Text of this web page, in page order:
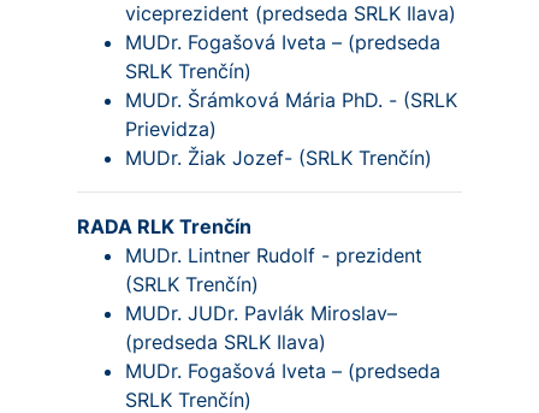
viceprezident (predseda SRLK Ilava)
MUDr. Fogašová Iveta – (predseda
SRLK Trenčín)
MUDr. Šrámková Mária PhD. - (SRLK
Prievidza)
MUDr. Žiak Jozef- (SRLK Trenčín)
RADA RLK Trenčín
MUDr. Lintner Rudolf - prezident
(SRLK Trenčín)
MUDr. JUDr. Pavlák Miroslav–
(predseda SRLK Ilava)
MUDr. Fogašová Iveta – (predseda
SRLK Trenčín)